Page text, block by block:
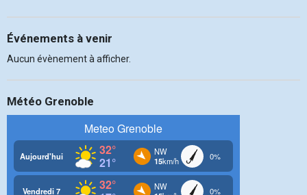
Événements à venir
Aucun évènement à afficher.
Météo Grenoble